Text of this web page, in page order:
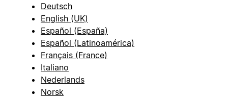
Deutsch
English (UK)
Español (España)
Español (Latinoamérica)
Français (France)
Italiano
Nederlands
Norsk